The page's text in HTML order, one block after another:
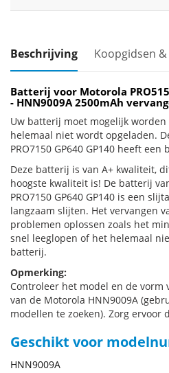
Beschrijving Koopgidsen &
Batterij voor Motorola
- HNN9009A 2500mAh
Uw batterij moet mogelijk
helemaal niet wordt opgeladen.
PRO7150 GP640 GP140 heeft
Deze batterij is van A+ kwaliteit,
hoogste kwaliteit is! De batterij
PRO7150 GP640 GP140 is een
langzaam slijten. Het vervangen
problemen oplossen zoals het
snel leeglopen of het helemaal
batterij.
Opmerking:
Controleer het model en de
van de Motorola HNN9009A
modellen te zoeken). Zorg
Geschikt voor
HNN9009A